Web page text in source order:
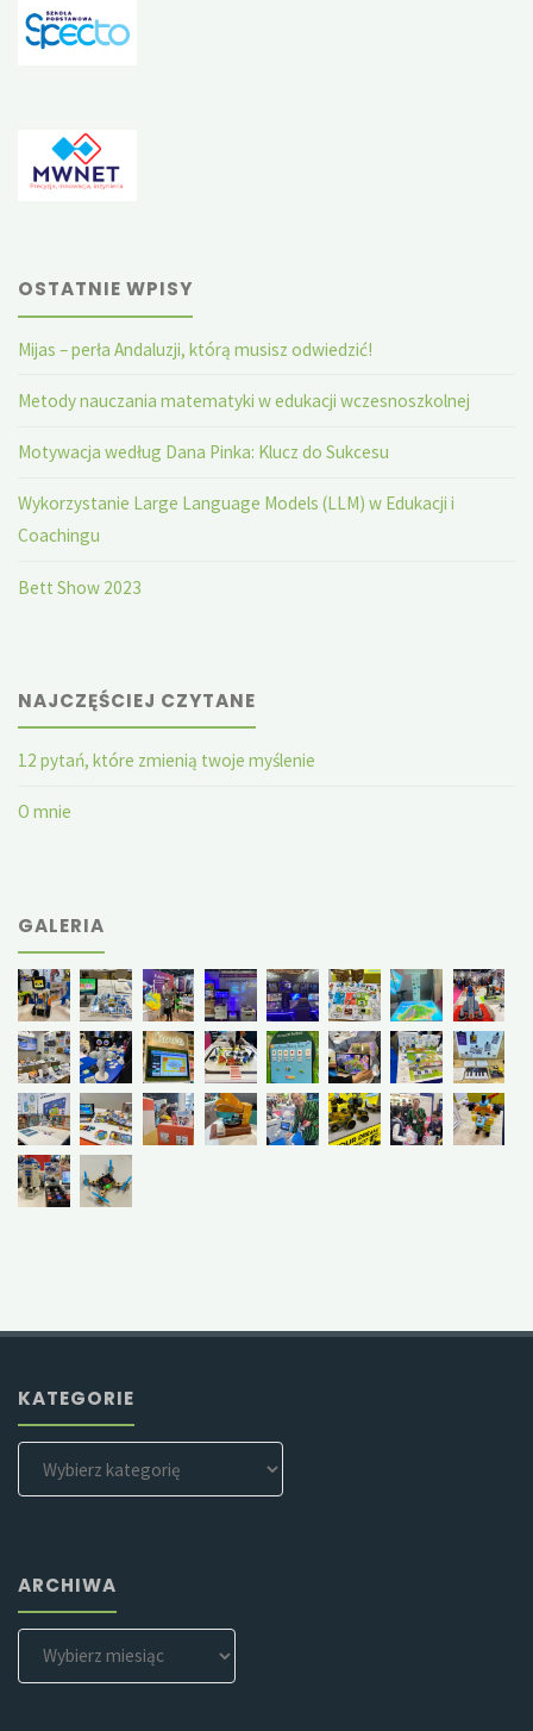
OSTATNIE WPISY
Mijas – perła Andaluzji, którą musisz odwiedzić!
Metody nauczania matematyki w edukacji wczesnoszkolnej
Motywacja według Dana Pinka: Klucz do Sukcesu
Wykorzystanie Large Language Models (LLM) w Edukacji i
Coachingu
Bett Show 2023
NAJCZĘŚCIEJ CZYTANE
12 pytań, które zmienią twoje myślenie
O mnie
GALERIA
KATEGORIE
ARCHIWA
Archiwa